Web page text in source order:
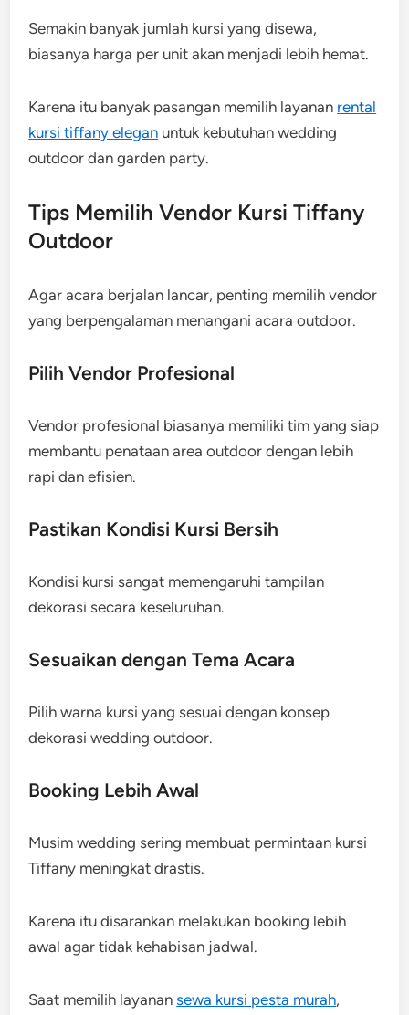
Semakin banyak jumlah kursi yang disewa,
biasanya harga per unit akan menjadi lebih hemat.
Karena itu banyak pasangan memilih layanan rental
kursi tiffany elegan untuk kebutuhan wedding
outdoor dan garden party.
Tips Memilih Vendor Kursi Tiffany
Outdoor
Agar acara berjalan lancar, penting memilih vendor
yang berpengalaman menangani acara outdoor.
Pilih Vendor Profesional
Vendor profesional biasanya memiliki tim yang siap
membantu penataan area outdoor dengan lebih
rapi dan efisien.
Pastikan Kondisi Kursi Bersih
Kondisi kursi sangat memengaruhi tampilan
dekorasi secara keseluruhan.
Sesuaikan dengan Tema Acara
Pilih warna kursi yang sesuai dengan konsep
dekorasi wedding outdoor.
Booking Lebih Awal
Musim wedding sering membuat permintaan kursi
Tiffany meningkat drastis.
Karena itu disarankan melakukan booking lebih
awal agar tidak kehabisan jadwal.
Saat memilih layanansewa kursi pesta murah,